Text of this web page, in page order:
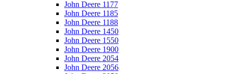
John Deere 1177
John Deere 1185
John Deere 1188
John Deere 1450
John Deere 1550
John Deere 1900
John Deere 2054
John Deere 2056